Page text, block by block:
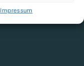
Impressum